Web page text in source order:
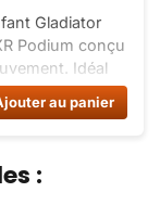
:
Gladiator
Podium conçu
Idéal
au panier